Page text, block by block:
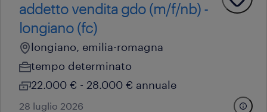
addetto vendita gdo (m/f/nb) -
longiano (fc)
longiano, emilia-romagna
tempo determinato
22.000 € - 28.000 € annuale
28 luglio 2026